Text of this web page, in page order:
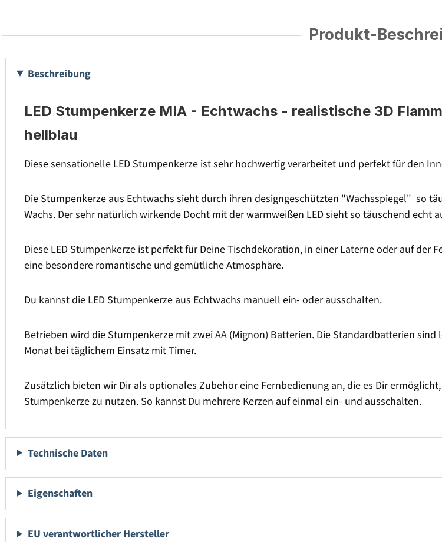
Produkt-
Beschreibung
LED Stumpenkerze MIA - Echtwachs - realistische 3D
hellblau
Diese sensationelle LED Stumpenkerze ist sehr hochwertig verarbeitet und perfekt für den
Die Stumpenkerze aus Echtwachs sieht durch ihren designgeschützten "Wachsspiegel" so
Wachs. Der sehr natürlich wirkende Docht mit der warmweißen LED sieht so täuschend echt
Diese LED Stumpenkerze ist perfekt für Deine Tischdekoration, in einer Laterne oder auf
eine besondere romantische und gemütliche Atmosphäre.
Du kannst die LED Stumpenkerze aus Echtwachs manuell ein- oder ausschalten.
Betrieben wird die Stumpenkerze mit zwei AA (Mignon) Batterien. Die Standardbatterien
Monat bei täglichem Einsatz mit Timer.
Zusätzlich bieten wir Dir als optionales Zubehör eine Fernbedienung an, die es Dir
Stumpenkerze zu nutzen. So kannst Du mehrere Kerzen auf einmal ein- und ausschalten.
Technische Daten
Eigenschaften
EU verantwortlicher Hersteller